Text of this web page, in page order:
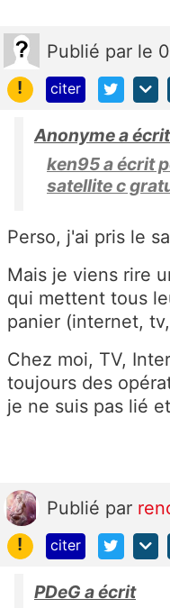
Publié par le
!
citer
Anonyme a écrit
ken95 a écrit
satellite c
Perso, j'ai pris le
Mais je viens rire
qui mettent tous
panier (internet,
Chez moi, TV,
toujours des
je ne suis pas lié
Publié par
!
citer
PDeG a écrit